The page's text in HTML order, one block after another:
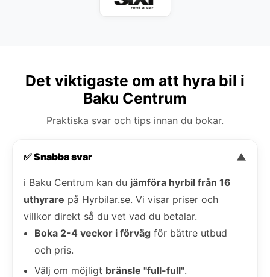
Det viktigaste om att hyra bil i
Baku Centrum
Praktiska svar och tips innan du bokar.
✅ Snabba svar ▼
i Baku Centrum kan du jämföra hyrbil från 16
uthyrare på Hyrbilar.se. Vi visar priser och
villkor direkt så du vet vad du betalar.
Boka 2-4 veckor i förväg för bättre utbud
och pris.
Välj om möjligt bränsle "full-full".